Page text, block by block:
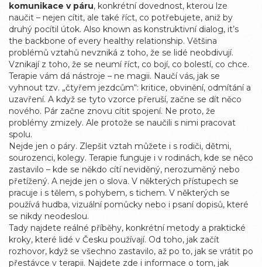
komunikace v páru, konkrétní dovednost, kterou lze
naučit – nejen cítit, ale také říct, co potřebujete, aniž by
druhý pocítil útok. Also known as konstruktivní dialog, it’s
the backbone of every healthy relationship. Většina
problémů vztahů nevzniká z toho, že se lidé neobdivují.
Vznikají z toho, že se neumí říct, co bojí, co bolestí, co chce.
Terapie vám dá nástroje – ne magii. Naučí vás, jak se
vyhnout tzv. „čtyřem jezdcům“: kritice, obvinění, odmítání a
uzavření. A když se tyto vzorce přeruší, začne se dít něco
nového. Pár začne znovu cítit spojení. Ne proto, že
problémy zmizely. Ale protože se naučili s nimi pracovat
spolu.
Nejde jen o páry. Zlepšit vztah můžete i s rodiči, dětmi,
sourozenci, kolegy. Terapie funguje i v rodinách, kde se něco
zastavilo – kde se někdo cítí neviděný, nerozuměný nebo
přetížený. A nejde jen o slova. V některých přístupech se
pracuje i s tělem, s pohybem, s tichem. V některých se
používá hudba, vizuální pomůcky nebo i psaní dopisů, které
se nikdy neodeslou.
Tady najdete reálné příběhy, konkrétní metody a praktické
kroky, které lidé v Česku používají. Od toho, jak začít
rozhovor, když se všechno zastavilo, až po to, jak se vrátit po
přestávce v terapii. Najdete zde i informace o tom, jak